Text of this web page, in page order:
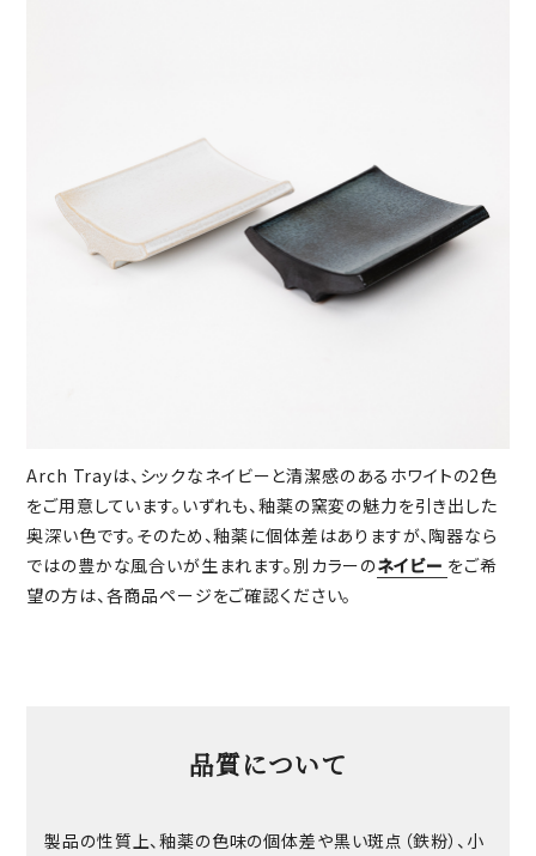
Arch Trayは、シックなネイビーと清潔感のあるホワイトの2色
をご用意しています。いずれも、釉薬の窯変の魅力を引き出した
奥深い色です。そのため、釉薬に個体差はありますが、陶器なら
ではの豊かな風合いが生まれます。別カラーのネイビー をご希
望の方は、各商品ページをご確認ください。
品質について
製品の性質上、釉薬の色味の個体差や黒い斑点（鉄粉）、小